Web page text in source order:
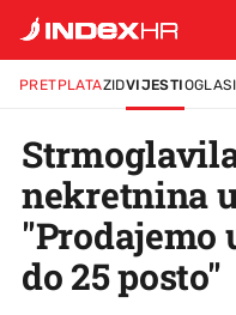
PRETPLATAZIDVIJESTIOGLASI
nekretnina
"Prodajemo
do 25 posto"